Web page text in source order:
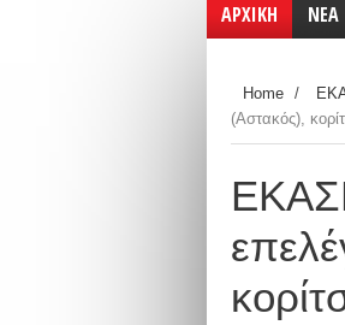
ΑΡΧΙΚΗ ΝΕΑ
Home /
(Αστακός),